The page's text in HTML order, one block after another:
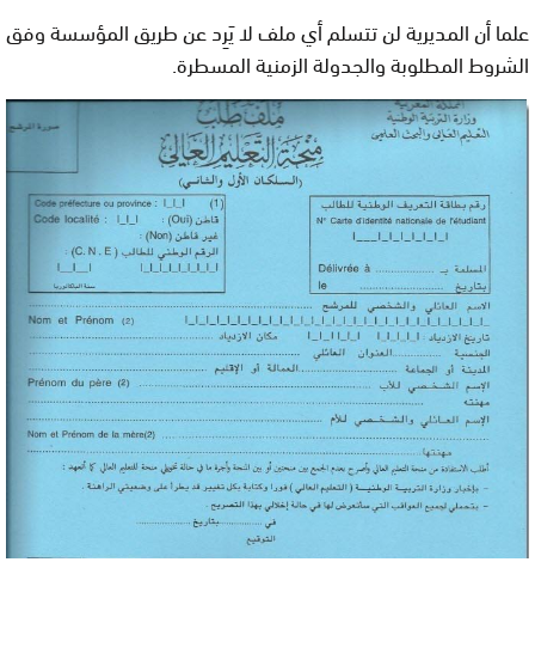
علما أن المديرية لن تتسلم أي ملف لا يَرِد عن طريق المؤسسة وفق
الشروط المطلوبة والجدولة الزمنية المسطرة.